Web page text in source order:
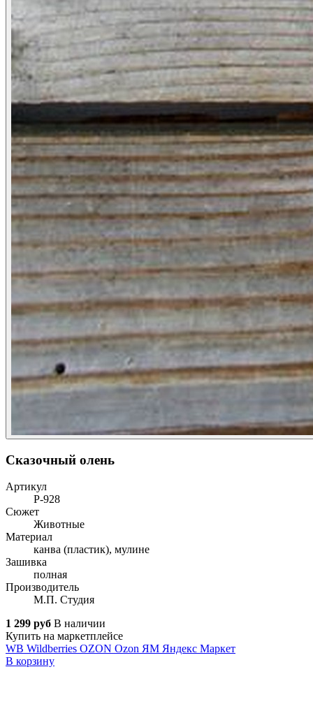
Сказочный олень
Артикул
Р-928
Сюжет
Животные
Материал
канва (пластик), мулине
Зашивка
полная
Производитель
М.П. Студия
1 299 руб В наличии
Купить на маркетплейсе
WB Wildberries OZON Ozon ЯМ Яндекс Маркет
В корзину